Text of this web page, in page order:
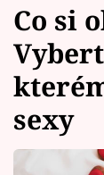
Témata
Celebrity
Vztahy
Co si
sexy